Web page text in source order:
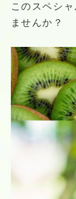
このスペシ
ませんか？